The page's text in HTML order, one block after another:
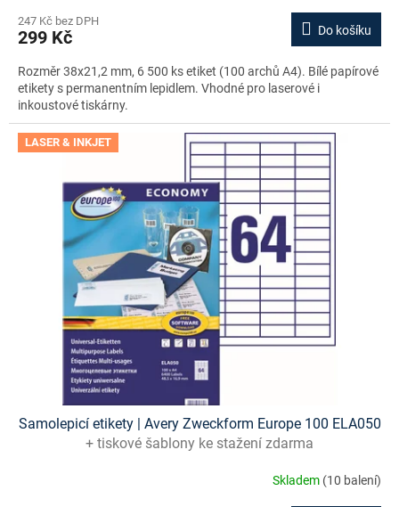
247 Kč bez DPH
299 Kč Do košíku
Rozměr 38x21,2 mm, 6 500 ks etiket (100 archů A4). Bílé papírové
etikety s permanentním lepidlem. Vhodné pro laserové i
inkoustové tiskárny.
LASER & INKJET
Samolepicí etikety | Avery Zweckform Europe 100 ELA050
+ tiskové šablony ke stažení zdarma
Skladem (10 balení)